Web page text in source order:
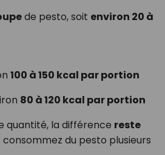
de pesto, soit environ 20 à
100 à 150 kcal par portion
80 à 120 kcal par portion
quantité, la différence reste
consommez du pesto plusieurs